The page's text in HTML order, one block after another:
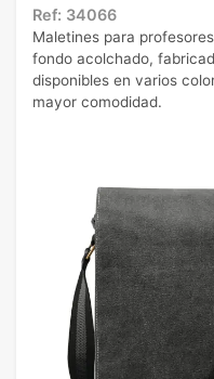
Ref: 34066
Maletines para
fondo acolchado,
disponibles en varios
mayor comodidad.